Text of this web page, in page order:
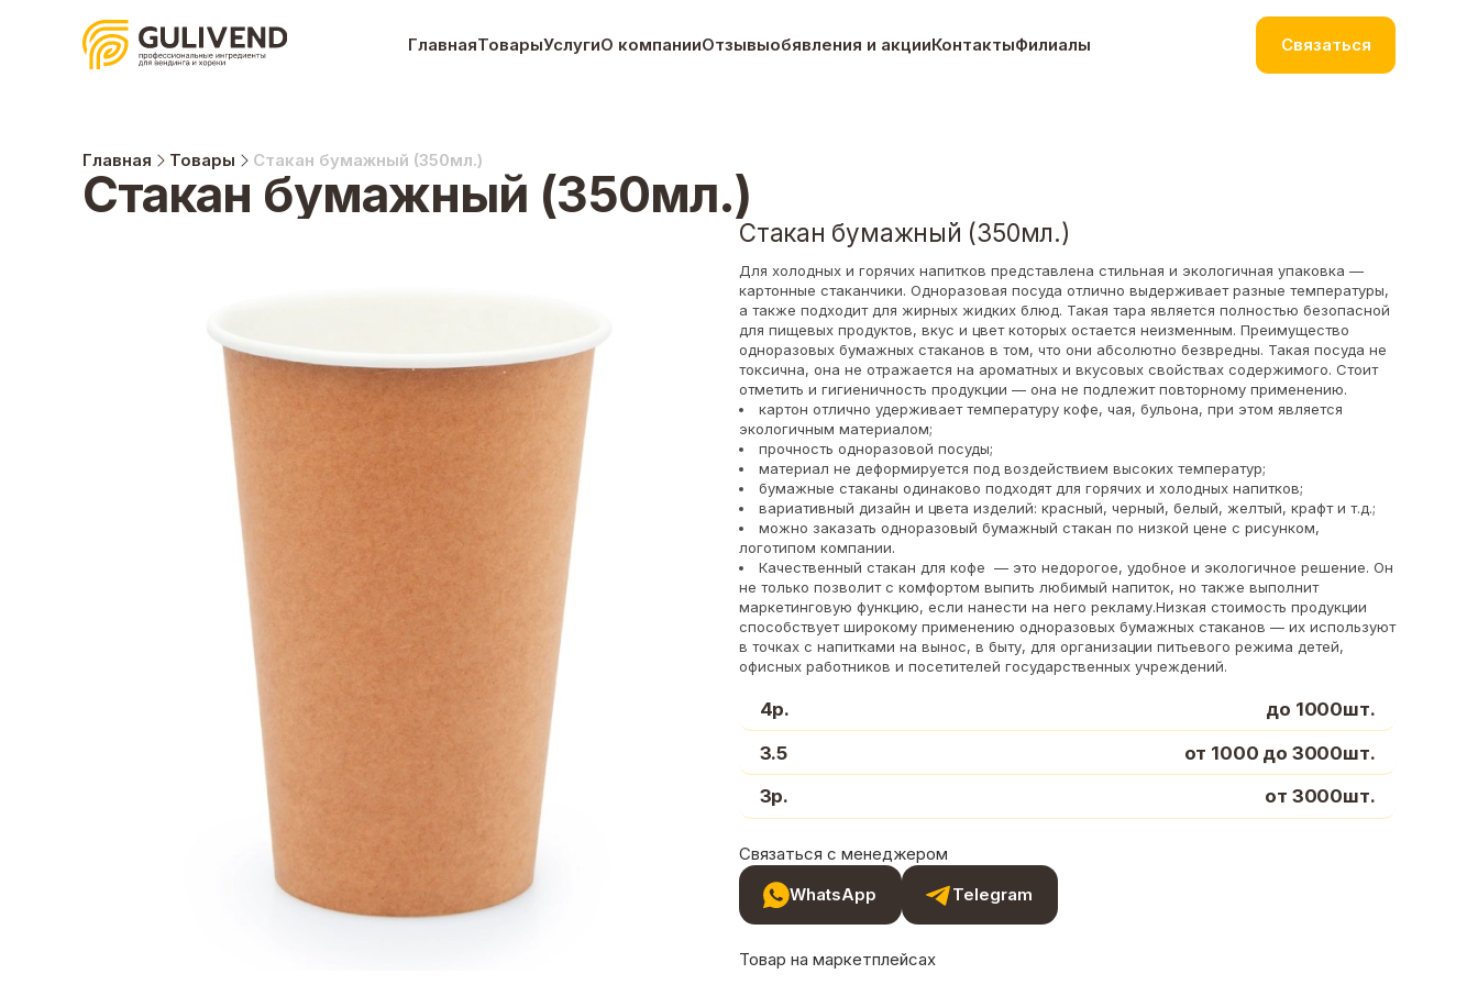
ГлавнаяТоварыУслугиО компанииОтзывыобявления и акцииКонтактыФилиалы Связаться
Главная Товары Стакан бумажный (350мл.)
Стакан бумажный (350мл.)
Стакан бумажный (350мл.)
Для холодных и горячих напитков представлена стильная и экологичная упаковка —
картонные стаканчики. Одноразовая посуда отлично выдерживает разные температуры,
а также подходит для жирных жидких блюд. Такая тара является полностью безопасной
для пищевых продуктов, вкус и цвет которых остается неизменным. Преимущество
одноразовых бумажных стаканов в том, что они абсолютно безвредны. Такая посуда не
токсична, она не отражается на ароматных и вкусовых свойствах содержимого. Стоит
отметить и гигиеничность продукции — она не подлежит повторному применению.
картон отлично удерживает температуру кофе, чая, бульона, при этом является
экологичным материалом;
прочность одноразовой посуды;
материал не деформируется под воздействием высоких температур;
бумажные стаканы одинаково подходят для горячих и холодных напитков;
вариативный дизайн и цвета изделий: красный, черный, белый, желтый, крафт и т.д.;
можно заказать одноразовый бумажный стакан по низкой цене с рисунком,
логотипом компании.
Качественный стакан для кофе — это недорогое, удобное и экологичное решение. Он
не только позволит с комфортом выпить любимый напиток, но также выполнит
маркетинговую функцию, если нанести на него рекламу.Низкая стоимость продукции
способствует широкому применению одноразовых бумажных стаканов — их используют
в точках с напитками на вынос, в быту, для организации питьевого режима детей,
офисных работников и посетителей государственных учреждений.
4р.
до 1000шт.
3.5
от 1000 до 3000шт.
3р.
от 3000шт.
Связаться с менеджером
WhatsApp Telegram
Товар на маркетплейсах